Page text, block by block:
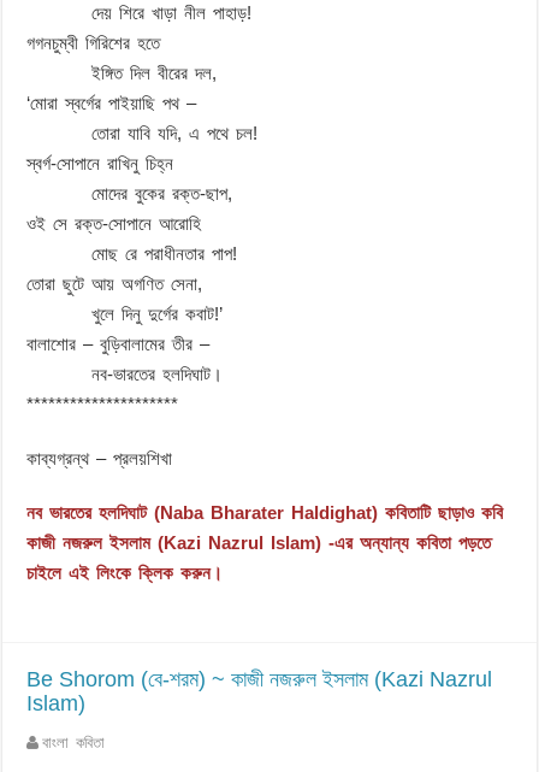
দেয় শিরে খাড়া নীল পাহাড়!
গগনচুম্বী গিরিশের হতে
ইঙ্গিত দিল বীরের দল,
‘মোরা স্বর্গের পাইয়াছি পথ –
তোরা যাবি যদি, এ পথে চল!
স্বর্গ-সোপানে রাখিনু চিহ্ন
মোদের বুকের রক্ত-ছাপ,
ওই সে রক্ত-সোপানে আরোহি
মোছ রে পরাধীনতার পাপ!
তোরা ছুটে আয় অগণিত সেনা,
খুলে দিনু দুর্গের কবাট!’
বালাশোর – বুড়িবালামের তীর –
নব-ভারতের হলদিঘাট।
*********************
কাব্যগ্রন্থ – প্রলয়শিখা
নব ভারতের হলদিঘাট (Naba Bharater Haldighat) কবিতাটি ছাড়াও কবি
কাজী নজরুল ইসলাম (Kazi Nazrul Islam) -এর অন্যান্য কবিতা পড়তে
চাইলে এই লিংকে ক্লিক করুন।
Be Shorom (বে-শরম) ~ কাজী নজরুল ইসলাম (Kazi Nazrul
Islam)
বাংলা কবিতা